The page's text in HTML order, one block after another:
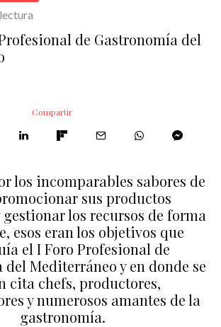
de Gastronomía del
Compartir
los incomparables sabores de
sus productos
los recursos de forma
esos eran los objetivos que
el I Foro Profesional de
del Mediterráneo y en donde se
cita chefs, productores,
y numerosos amantes de la
gastronomía.